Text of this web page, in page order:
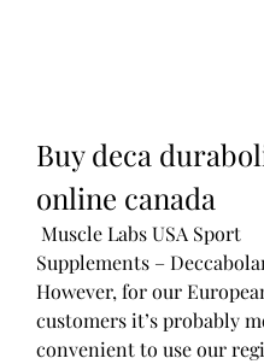
Buy deca
online canada
Supplements –
However, for our
customers it’s probably
convenient to use our